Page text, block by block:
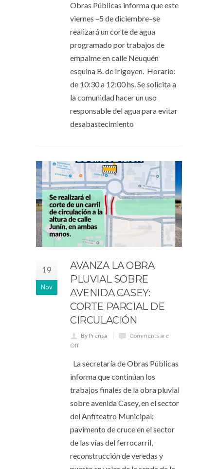
Obras Públicas informa que este
viernes –5 de diciembre–se
realizará un corte de agua
programado por trabajos de
empalme en calle Neuquén
esquina B. de Irigoyen. Horario:
de 10:30 a 12:00 hs. Se solicita a
la comunidad hacer un uso
responsable del agua para evitar
desabastecimiento
19
Nov
AVANZA LA OBRA
PLUVIAL SOBRE
AVENIDA CASEY:
CORTE PARCIAL DE
CIRCULACIÓN
By Prensa
Comments are
Off
La secretaría de Obras Públicas
informa que continúan los
trabajos finales de la obra pluvial
sobre avenida Casey, en el sector
del Anfiteatro Municipal:
pavimento de cruce en el sector
de las vías del ferrocarril,
reconstrucción de veredas y